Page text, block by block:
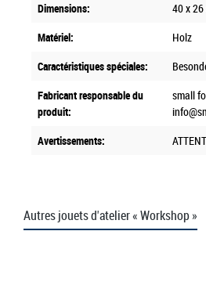
Dimensions:
40 x
Matériel:
Holz
Caractéristiques spéciales:
Fabricant responsable du
produit:
small
Avertissements:
Autres jouets d'atelier « Workshop »